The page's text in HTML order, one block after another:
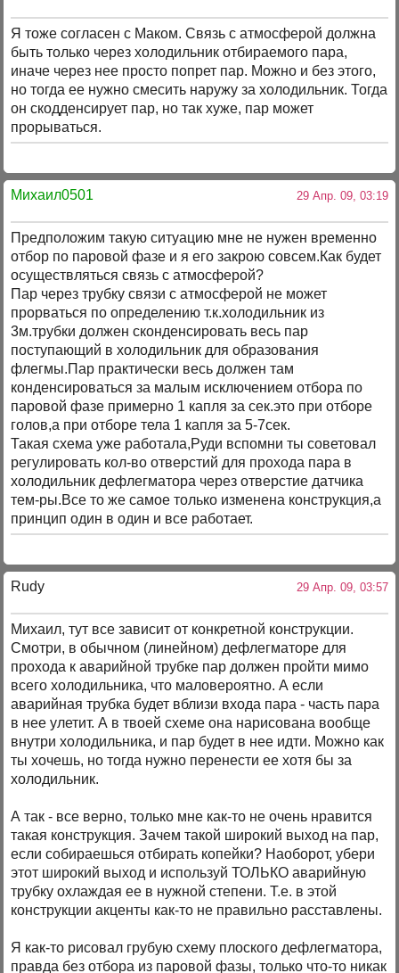
Я тоже согласен с Маком. Связь с атмосферой должна
быть только через холодильник отбираемого пара,
иначе через нее просто попрет пар. Можно и без этого,
но тогда ее нужно смесить наружу за холодильник. Тогда
он скодденсирует пар, но так хуже, пар может
прорываться.
Михаил0501 29 Апр. 09, 03:19
Предположим такую ситуацию мне не нужен временно
отбор по паровой фазе и я его закрою совсем.Как будет
осуществляться связь с атмосферой?
Пар через трубку связи с атмосферой не может
прорваться по определению т.к.холодильник из
3м.трубки должен сконденсировать весь пар
поступающий в холодильник для образования
флегмы.Пар практически весь должен там
конденсироваться за малым исключением отбора по
паровой фазе примерно 1 капля за сек.это при отборе
голов,а при отборе тела 1 капля за 5-7сек.
Такая схема уже работала,Руди вспомни ты советовал
регулировать кол-во отверстий для прохода пара в
холодильник дефлегматора через отверстие датчика
тем-ры.Все то же самое только изменена конструкция,а
принцип один в один и все работает.
Rudy 29 Апр. 09, 03:57
Михаил, тут все зависит от конкретной конструкции.
Смотри, в обычном (линейном) дефлегматоре для
прохода к аварийной трубке пар должен пройти мимо
всего холодильника, что маловероятно. А если
аварийная трубка будет вблизи входа пара - часть пара
в нее улетит. А в твоей схеме она нарисована вообще
внутри холодильника, и пар будет в нее идти. Можно как
ты хочешь, но тогда нужно перенести ее хотя бы за
холодильник.
А так - все верно, только мне как-то не очень нравится
такая конструкция. Зачем такой широкий выход на пар,
если собираешься отбирать копейки? Наоборот, убери
этот широкий выход и используй ТОЛЬКО аварийную
трубку охлаждая ее в нужной степени. Т.е. в этой
конструкции акценты как-то не правильно расставлены.
Я как-то рисовал грубую схему плоского дефлегматора,
правда без отбора из паровой фазы, только что-то никак